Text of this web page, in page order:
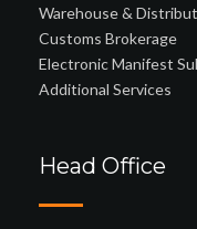
Warehouse &
Customs Brokerage
Electronic Manifest
Additional Services
Head Office